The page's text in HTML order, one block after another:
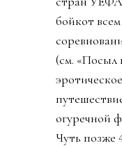
бойкот всем
(см. «Посыл
эротическое
огуречной
Чуть позже